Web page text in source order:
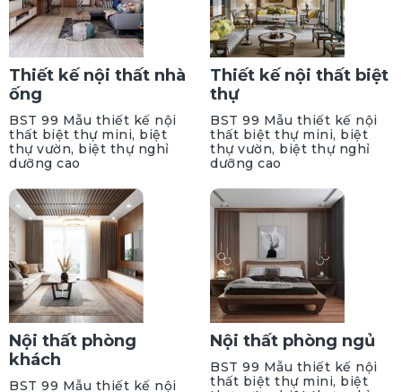
Thiết kế nội thất nhà
ống
BST 99 Mẫu thiết kế nội
thất biệt thự mini, biệt
thự vườn, biệt thự nghỉ
dưỡng cao
Thiết kế nội thất biệt
thự
BST 99 Mẫu thiết kế nội
thất biệt thự mini, biệt
thự vườn, biệt thự nghỉ
dưỡng cao
Nội thất phòng
khách
BST 99 Mẫu thiết kế nội
Nội thất phòng ngủ
BST 99 Mẫu thiết kế nội
thất biệt thự mini, biệt